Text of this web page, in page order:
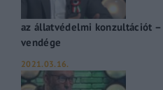
az állatvédelmi konzultációt
vendége
2021.03.16.